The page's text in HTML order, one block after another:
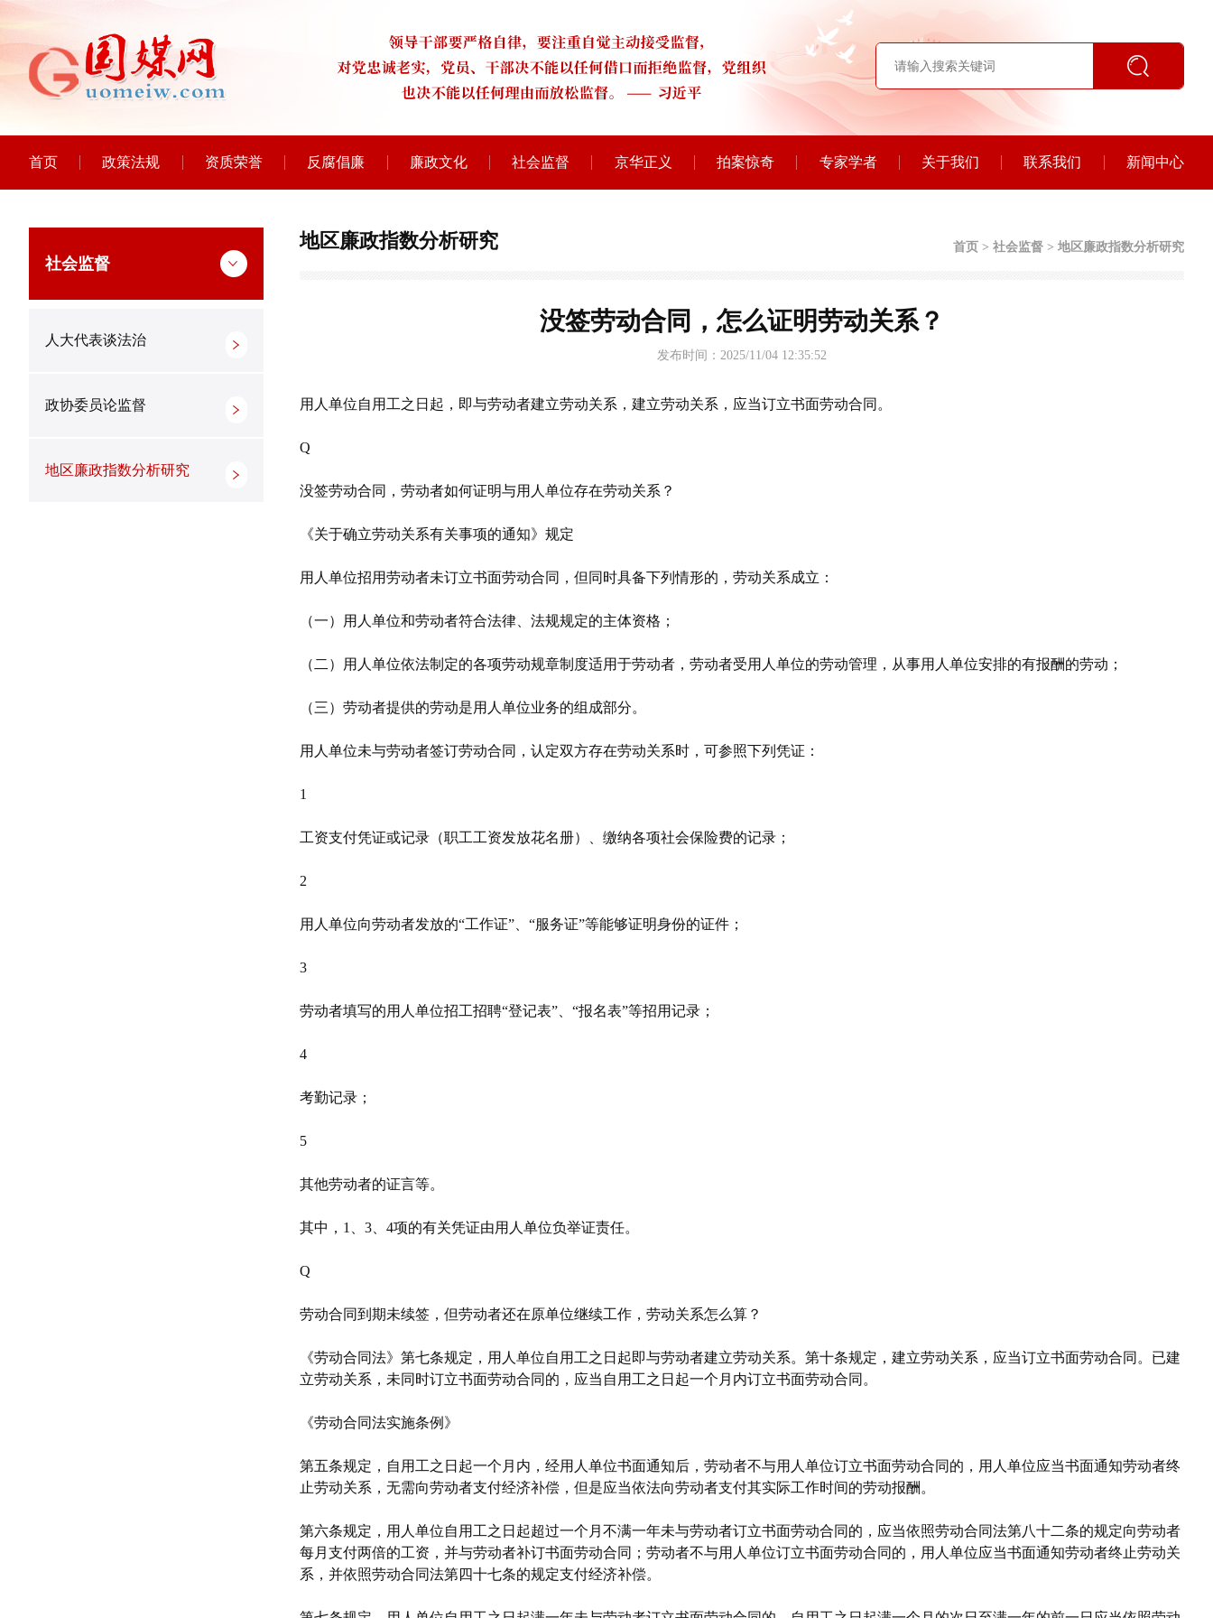
首页 政策法规 资质荣誉 反腐倡廉 廉政文化 社会监督 京华正义 拍案惊奇 专家学者 关于我们 联系我们 新闻中心
社会监督
人大代表谈法治
政协委员论监督
地区廉政指数分析研究
地区廉政指数分析研究 首页 > 社会监督 > 地区廉政指数分析研究
没签劳动合同，怎么证明劳动关系？
发布时间：2025/11/04 12:35:52
用人单位自用工之日起，即与劳动者建立劳动关系，建立劳动关系，应当订立书面劳动合同。
Q
没签劳动合同，劳动者如何证明与用人单位存在劳动关系？
《关于确立劳动关系有关事项的通知》规定
用人单位招用劳动者未订立书面劳动合同，但同时具备下列情形的，劳动关系成立：
（一）用人单位和劳动者符合法律、法规规定的主体资格；
（二）用人单位依法制定的各项劳动规章制度适用于劳动者，劳动者受用人单位的劳动管理，从事用人单位安排的有报酬的劳动；
（三）劳动者提供的劳动是用人单位业务的组成部分。
用人单位未与劳动者签订劳动合同，认定双方存在劳动关系时，可参照下列凭证：
1
工资支付凭证或记录（职工工资发放花名册）、缴纳各项社会保险费的记录；
2
用人单位向劳动者发放的“工作证”、“服务证”等能够证明身份的证件；
3
劳动者填写的用人单位招工招聘“登记表”、“报名表”等招用记录；
4
考勤记录；
5
其他劳动者的证言等。
其中，1、3、4项的有关凭证由用人单位负举证责任。
Q
劳动合同到期未续签，但劳动者还在原单位继续工作，劳动关系怎么算？
《劳动合同法》第七条规定，用人单位自用工之日起即与劳动者建立劳动关系。第十条规定，建立劳动关系，应当订立书面劳动合同。已建
立劳动关系，未同时订立书面劳动合同的，应当自用工之日起一个月内订立书面劳动合同。
《劳动合同法实施条例》
第五条规定，自用工之日起一个月内，经用人单位书面通知后，劳动者不与用人单位订立书面劳动合同的，用人单位应当书面通知劳动者终
止劳动关系，无需向劳动者支付经济补偿，但是应当依法向劳动者支付其实际工作时间的劳动报酬。
第六条规定，用人单位自用工之日起超过一个月不满一年未与劳动者订立书面劳动合同的，应当依照劳动合同法第八十二条的规定向劳动者
每月支付两倍的工资，并与劳动者补订书面劳动合同；劳动者不与用人单位订立书面劳动合同的，用人单位应当书面通知劳动者终止劳动关
系，并依照劳动合同法第四十七条的规定支付经济补偿。